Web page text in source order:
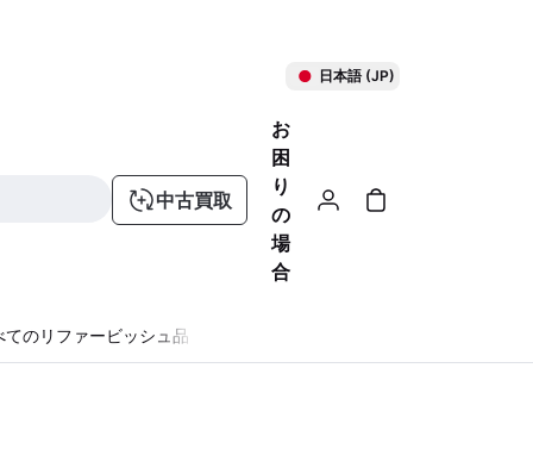
日本語 (JP)
中古買取
お
困
り
の
場
合
てのリファービッシュ品